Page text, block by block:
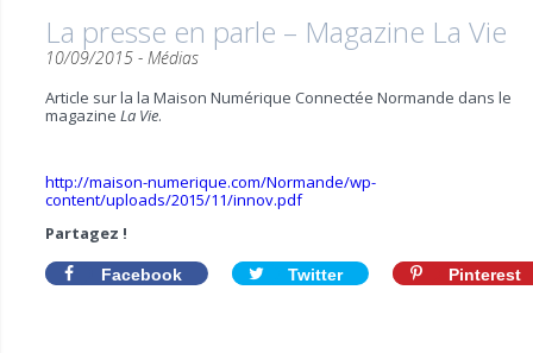
La presse en parle – Magazine La Vie
10/09/2015 - Médias
Article sur la la Maison Numérique Connectée Normande dans le
magazine La Vie.
http://maison-numerique.com/Normande/wp-
content/uploads/2015/11/innov.pdf
Partagez !
Facebook Twitter Pinterest